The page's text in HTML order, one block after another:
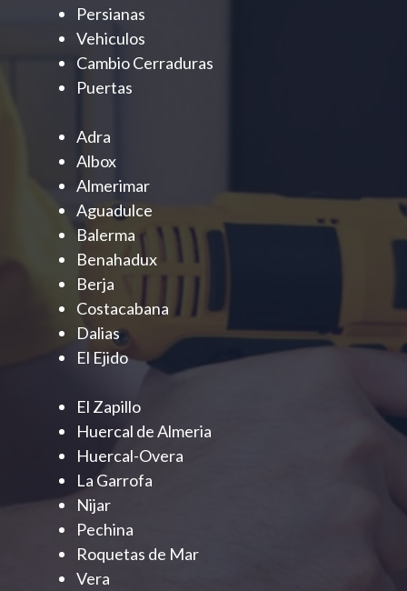
Persianas
Vehiculos
Cambio Cerraduras
Puertas
Adra
Albox
Almerimar
Aguadulce
Balerma
Benahadux
Berja
Costacabana
Dalias
El Ejido
El Zapillo
Huercal de Almeria
Huercal-Overa
La Garrofa
Nijar
Pechina
Roquetas de Mar
Vera